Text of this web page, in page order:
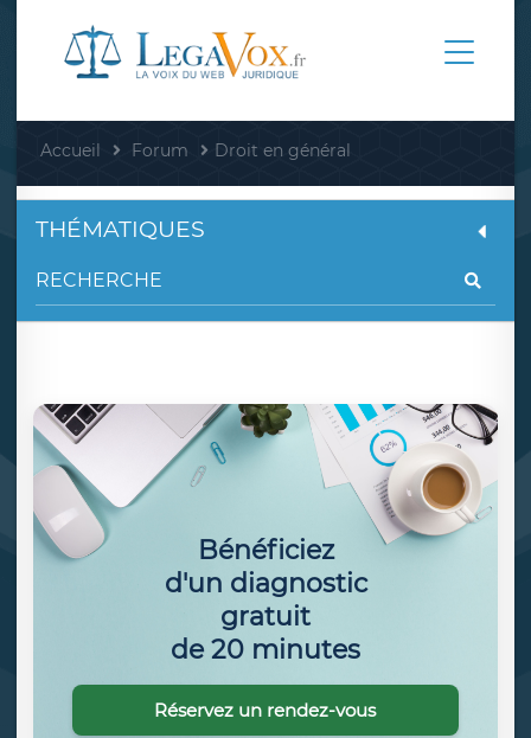
Accueil Forum Droit en général
THÉMATIQUES
Bénéficiez
d'un diagnostic
gratuit
de 20 minutes
Réservez un rendez-vous